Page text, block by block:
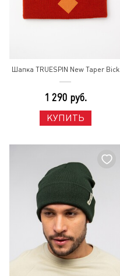
Шапка TRUESPIN New Taper Bick
1 290 руб.
КУПИТЬ